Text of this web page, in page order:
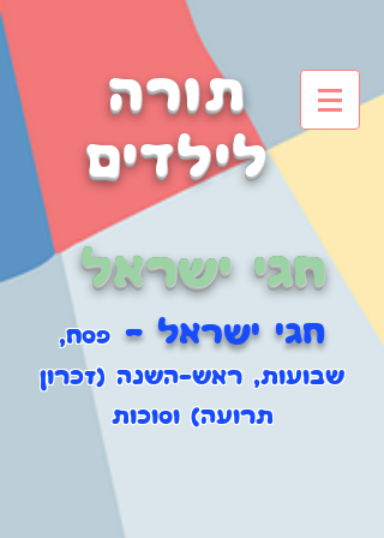
תורה
לילדים
חגי ישראל
חגי ישראל -פסח,
שבועות, ראש-השנה (זכרון
תרועה) וסוכות